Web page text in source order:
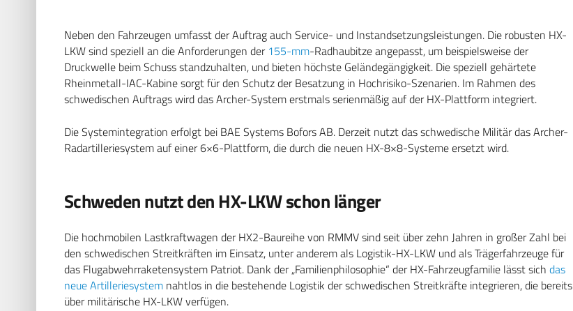
Neben den Fahrzeugen umfasst der Auftrag auch Service- und Instandsetzungsleistungen. Die robusten HX-
LKW sind speziell an die Anforderungen der 155-mm-Radhaubitze angepasst, um beispielsweise der
Druckwelle beim Schuss standzuhalten, und bieten höchste Geländegängigkeit. Die speziell gehärtete
Rheinmetall-IAC-Kabine sorgt für den Schutz der Besatzung in Hochrisiko-Szenarien. Im Rahmen des
schwedischen Auftrags wird das Archer-System erstmals serienmäßig auf der HX-Plattform integriert.
Die Systemintegration erfolgt bei BAE Systems Bofors AB. Derzeit nutzt das schwedische Militär das Archer-
Radartilleriesystem auf einer 6×6-Plattform, die durch die neuen HX-8×8-Systeme ersetzt wird.
Schweden nutzt den HX-LKW schon länger
Die hochmobilen Lastkraftwagen der HX2-Baureihe von RMMV sind seit über zehn Jahren in großer Zahl bei
den schwedischen Streitkräften im Einsatz, unter anderem als Logistik-HX-LKW und als Trägerfahrzeuge für
das Flugabwehrraketensystem Patriot. Dank der „Familienphilosophie“ der HX-Fahrzeugfamilie lässt sich das
neue Artilleriesystem nahtlos in die bestehende Logistik der schwedischen Streitkräfte integrieren, die bereits
über militärische HX-LKW verfügen.